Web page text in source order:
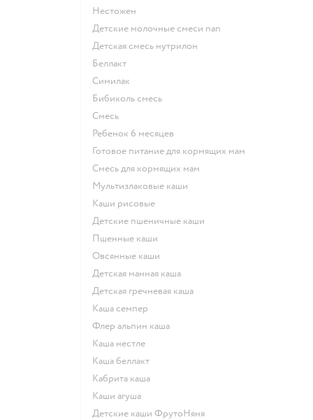
нестожен
Детские молочные смеси nan
детская смесь нутрилон
беллакт
симилак
бибиколь смесь
смесь
ребенок 6 месяцев
готовое питание для кормящих мам
смесь для кормящих мам
Мультизлаковые каши
Каши рисовые
Детские пшеничные каши
Пшенные каши
овсянные каши
детская манная каша
детская гречневая каша
каша семпер
флер альпин каша
каша нестле
каша беллакт
кабрита каша
каши агуша
Детские каши ФрутоНяня